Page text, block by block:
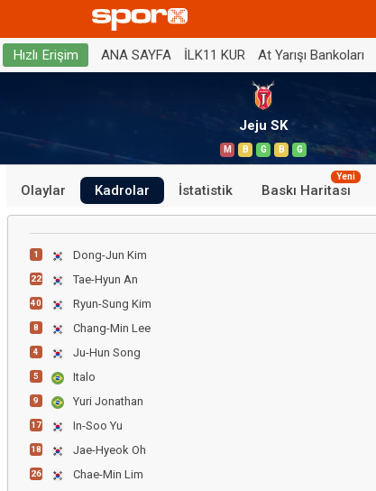
Hızlı Erişim ANA SAYFA İLK11 KUR At Yarışı Bankoları
Jeju SK
M B G B G
Olaylar Kadrolar İstatistik Baskı Haritası
Yeni
1 Dong-Jun Kim
22 Tae-Hyun An
40 Ryun-Sung Kim
8 Chang-Min Lee
4 Ju-Hun Song
5 Italo
9 Yuri Jonathan
17 In-Soo Yu
18 Jae-Hyeok Oh
26 Chae-Min Lim